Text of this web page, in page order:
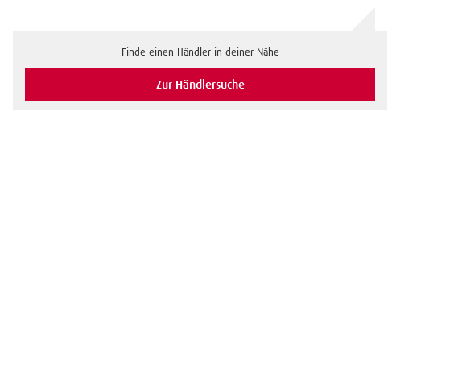
Finde einen Händler in deiner Nähe
Zur Händlersuche